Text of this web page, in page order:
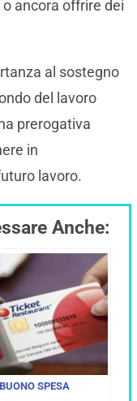
o ancora offrire dei
al sostegno
del lavoro
prerogativa
in
lavoro.
Anche:
SPESA